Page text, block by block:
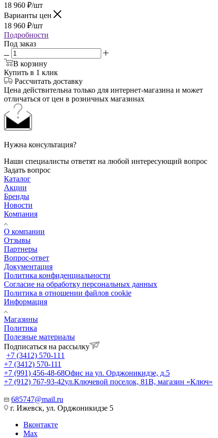
18 960 ₽/шт
Варианты цен
18 960 ₽/шт
Подробности
Под заказ
В корзину
Купить в 1 клик
Рассчитать доставку
Цена действительна только для интернет-магазина и может
отличаться от цен в розничных магазинах
Нужна консультация?
Наши специалисты ответят на любой интересующий вопрос
Задать вопрос
Каталог
Акции
Бренды
Новости
Компания
О компании
Отзывы
Партнеры
Вопрос-ответ
Документация
Политика конфиденциальности
Согласие на обработку персональных данных
Политика в отношении файлов cookie
Информация
Магазины
Политика
Полезные материалы
Подписаться на рассылку
+7 (3412) 570-111
+7 (3412) 570-111
+7 (991) 456-48-68Офис на ул. Орджоникидзе, д.5
+7 (912) 767-93-42ул.Ключевой поселок, 81В, магазин «Ключ»
685747@mail.ru
г. Ижевск, ул. Орджоникидзе 5
Вконтакте
Max